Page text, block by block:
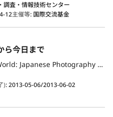
調査・情報技術センター
12主催等: 国際交流基金
ら今日まで
Gazing at the Contemporary World: Japanese Photography from the 1970s to the Present
):2013-05-06/2013-06-02